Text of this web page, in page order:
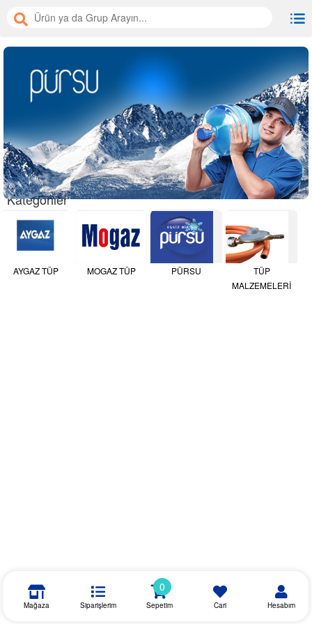
Kategoriler
AYGAZ TÜP MOGAZ TÜP PÜRSU
TÜP
MALZEMELERİ
Mağaza Siparişlerim Sepetim
0
Cari Hesabım